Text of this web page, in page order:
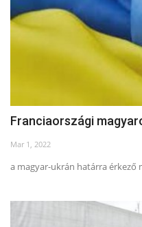
Franciaországi
Mar 1, 2022
a magyar-ukrán határra érkező